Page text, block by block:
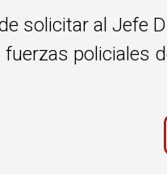
solicitar al Jefe
policiales